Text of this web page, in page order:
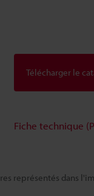
représentés dans
Télécharger le
Fiche technique